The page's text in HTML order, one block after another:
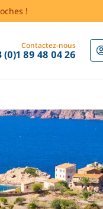
!
Contactez-nous
(0)1 89 48 04 26